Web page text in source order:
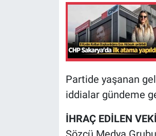
Partide yaşanan
iddialar gündeme
İHRAÇ EDİLEN